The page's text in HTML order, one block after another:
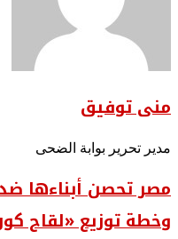
منى توفيق
مدير تحرير بوابة الضحى
وخطة توزيع «لقاح